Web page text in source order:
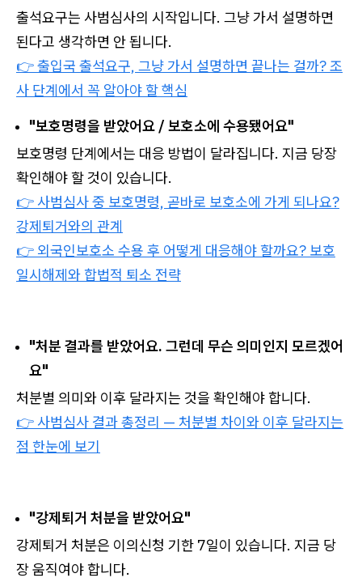
출석요구는 사범심사의 시작입니다. 그냥 가서 설명하면
된다고 생각하면 안 됩니다.
👉 출입국 출석요구, 그냥 가서 설명하면 끝나는 걸까? 조
사 단계에서 꼭 알아야 할 핵심
"보호명령을 받았어요 / 보호소에 수용됐어요"
보호명령 단계에서는 대응 방법이 달라집니다. 지금 당장
확인해야 할 것이 있습니다.
👉 사범심사 중 보호명령, 곧바로 보호소에 가게 되나요?
강제퇴거와의 관계
👉 외국인보호소 수용 후 어떻게 대응해야 할까요? 보호
일시해제와 합법적 퇴소 전략
"처분 결과를 받았어요. 그런데 무슨 의미인지 모르겠어
요"
처분별 의미와 이후 달라지는 것을 확인해야 합니다.
👉 사범심사 결과 총정리 — 처분별 차이와 이후 달라지는
점 한눈에 보기
"강제퇴거 처분을 받았어요"
강제퇴거 처분은 이의신청 기한 7일이 있습니다. 지금 당
장 움직여야 합니다.